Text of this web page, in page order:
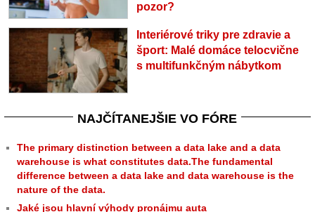
pozor?
Interiérové triky pre zdravie a
šport: Malé domáce telocvične
s multifunkčným nábytkom
NAJČÍTANEJŠIE VO FÓRE
The primary distinction between a data lake and a data
warehouse is what constitutes data.The fundamental
difference between a data lake and data warehouse is the
nature of the data.
Jaké jsou hlavní výhody pronájmu auta